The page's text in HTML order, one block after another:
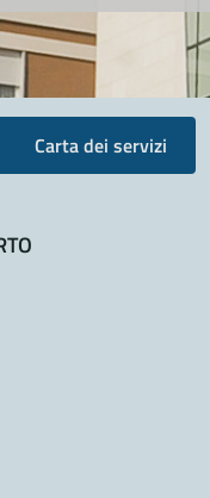
Carta dei servizi